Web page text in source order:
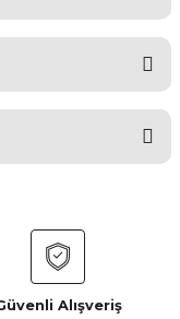
öneri formunu
Alışveriş